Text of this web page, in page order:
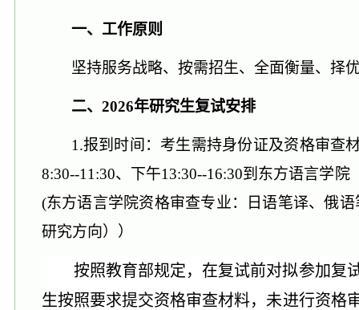
一、工作原则
坚持服务战略、按需招生、全面衡量、择
二、 2026年研究生复试安排
1.报到时间：考生需持身份证及资格审查
8:30--11:30、下午13:30--16:30到东方语言学
(东方语言学院资格审查专业：日语笔译、俄
研究方向））
按照教育部规定，在复试前对拟参加复
生按照要求提交资格审查材料，未进行资格